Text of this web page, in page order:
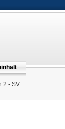
2 - SV